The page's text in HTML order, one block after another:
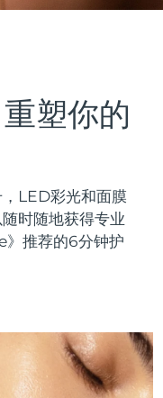
塑你的
LED彩光和面膜
时随地获得专业
推荐的6分钟护
预计送达日期 8/13/26
预计送达日期8/11/26
预计送达日期8/12/26
预计送达日期8/13/26